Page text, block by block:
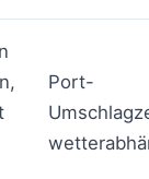
Port-